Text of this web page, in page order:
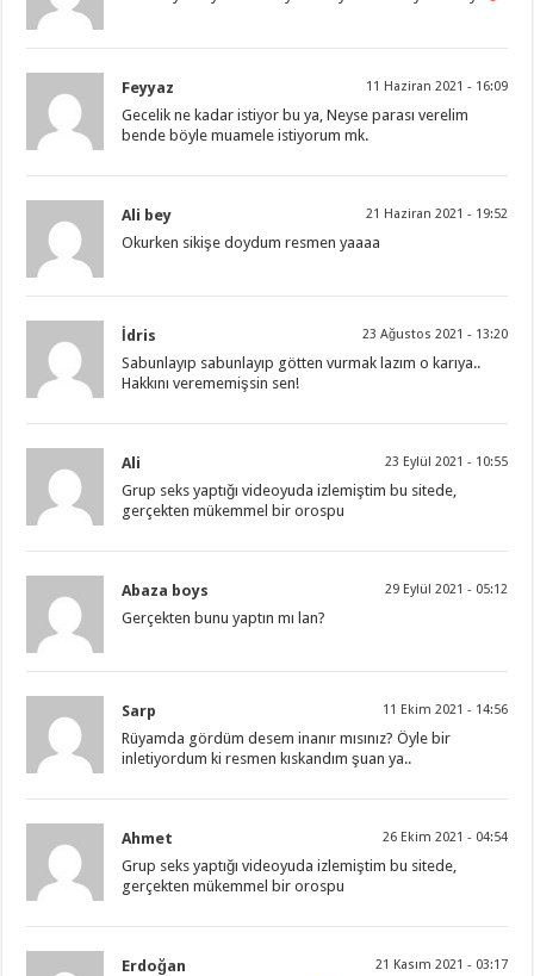
Feyyaz 11 Haziran 2021 - 16:09
Gecelik ne kadar istiyor bu ya, Neyse parası verelim
bende böyle muamele istiyorum mk.
Ali bey 21 Haziran 2021 - 19:52
Okurken sikişe doydum resmen yaaaa
İdris 23 Ağustos 2021 - 13:20
Sabunlayıp sabunlayıp götten vurmak lazım o karıya..
Hakkını verememişsin sen!
Ali 23 Eylül 2021 - 10:55
Grup seks yaptığı videoyuda izlemiştim bu sitede,
gerçekten mükemmel bir orospu
Abaza boys 29 Eylül 2021 - 05:12
Gerçekten bunu yaptın mı lan?
Sarp 11 Ekim 2021 - 14:56
Rüyamda gördüm desem inanır mısınız? Öyle bir
inletiyordum ki resmen kıskandım şuan ya..
Ahmet 26 Ekim 2021 - 04:54
Grup seks yaptığı videoyuda izlemiştim bu sitede,
gerçekten mükemmel bir orospu
Erdoğan 21 Kasım 2021 - 03:17